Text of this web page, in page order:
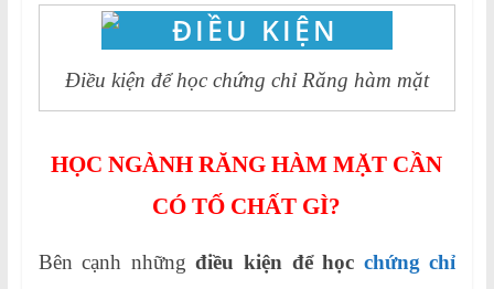
Điều kiện để học chứng chỉ Răng hàm mặt
HỌC NGÀNH RĂNG HÀM MẶT CẦN
CÓ TỐ CHẤT GÌ?
Bên cạnh nhữngđiều kiện để học chứng chỉ